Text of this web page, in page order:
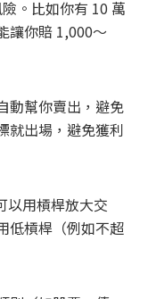
。比如你有 10 萬
讓你賠 1,000～
動幫你賣出，避免
就出場，避免獲利
以用槓桿放大交
低槓桿（例如不超